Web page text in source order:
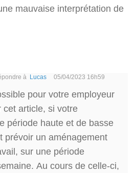
mauvaise interprétation de
à Lucas 05/04/2023 16h59
pour votre employeur
cet article, si votre
période haute et de basse
prévoir un aménagement
sur une période
Au cours de celle-ci,